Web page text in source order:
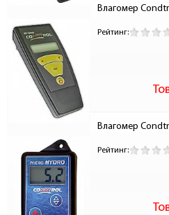
Влагомер
Рейтинг:
Влагомер
Рейтинг: